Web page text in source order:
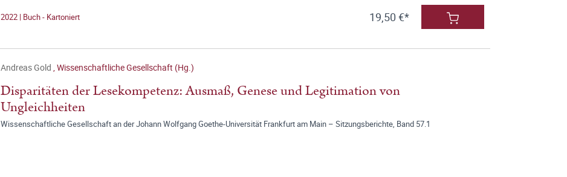
2022 | Buch - Kartoniert 19,50 €*
Andreas Gold ,Wissenschaftliche Gesellschaft (Hg.)
Disparitäten der Lesekompetenz: Ausmaß, Genese und Legitimation von
Ungleichheiten
Wissenschaftliche Gesellschaft an der Johann Wolfgang Goethe-Universität Frankfurt am Main – Sitzungsberichte, Band 57.1